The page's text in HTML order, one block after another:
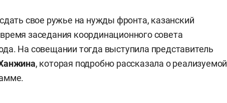
свое ружье на нужды фронта, казанский
заседания координационного совета
На совещании тогда выступила представитель
, которая подробно рассказала о реализуемой